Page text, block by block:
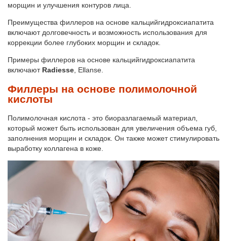
морщин и улучшения контуров лица.
Преимущества филлеров на основе кальцийгидроксиапатита
включают долговечность и возможность использования для
коррекции более глубоких морщин и складок.
Примеры филлеров на основе кальцийгидроксиапатита
включают Radiesse, Ellanse.
Филлеры на основе полимолочной
кислоты
Полимолочная кислота - это биоразлагаемый материал,
который может быть использован для увеличения объема губ,
заполнения морщин и складок. Он также может стимулировать
выработку коллагена в коже.